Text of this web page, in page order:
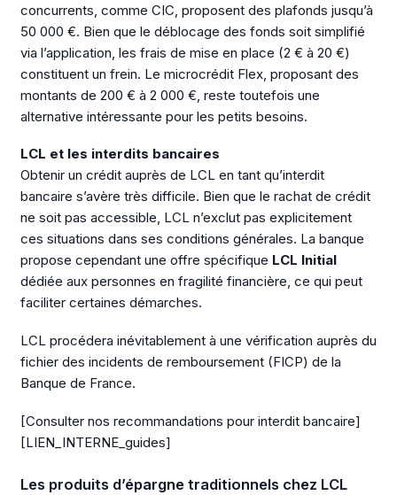
concurrents, comme CIC, proposent des plafonds jusqu’à
50 000 €. Bien que le déblocage des fonds soit simplifié
via l’application, les frais de mise en place (2 € à 20 €)
constituent un frein. Le microcrédit Flex, proposant des
montants de 200 € à 2 000 €, reste toutefois une
alternative intéressante pour les petits besoins.
LCL et les interdits bancaires
Obtenir un crédit auprès de LCL en tant qu’interdit
bancaire s’avère très difficile. Bien que le rachat de crédit
ne soit pas accessible, LCL n’exclut pas explicitement
ces situations dans ses conditions générales. La banque
propose cependant une offre spécifique LCL Initial
dédiée aux personnes en fragilité financière, ce qui peut
faciliter certaines démarches.
LCL procédera inévitablement à une vérification auprès du
fichier des incidents de remboursement (FICP) de la
Banque de France.
[Consulter nos recommandations pour interdit bancaire]
[LIEN_INTERNE_guides]
Les produits d’épargne traditionnels chez LCL